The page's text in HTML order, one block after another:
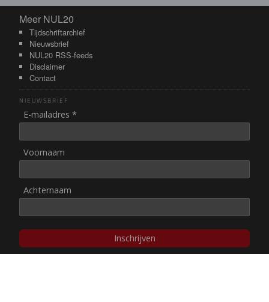
Meer NUL20
Meer NUL20
Tijdschriftarchief
Nieuwsbrief
NUL20 RSS-feeds
Disclaimer
Contact
NIEUWSBRIEF
E-mailadres *
Voornaam
Achternaam
Inschrijven